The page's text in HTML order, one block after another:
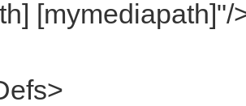
[mymediapath]"/